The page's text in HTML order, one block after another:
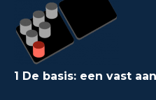
1 De basis: een vast